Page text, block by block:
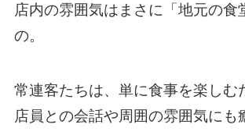
店内の雰囲気はまさに「地元の食
の。
常連客たちは、単に食事を楽しむ
店員との会話や周囲の雰囲気にも